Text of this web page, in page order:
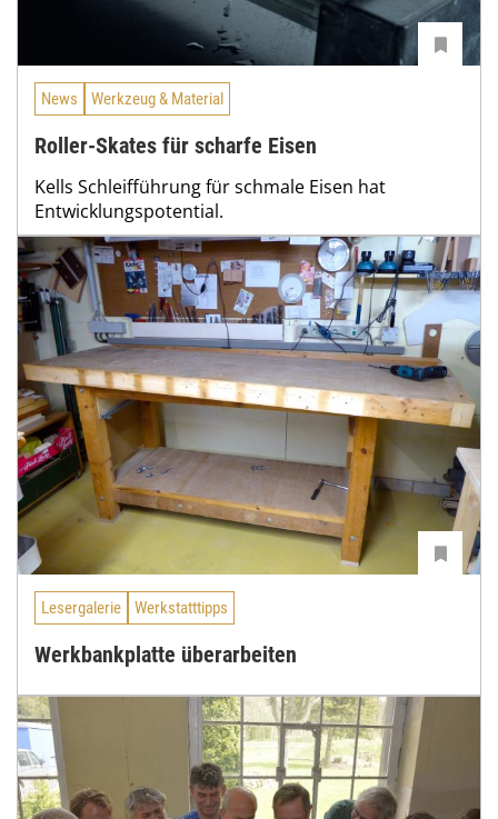
News Werkzeug & Material
Roller-Skates für scharfe Eisen
Kells Schleifführung für schmale Eisen hat
Entwicklungspotential.
Lesergalerie Werkstatttipps
Werkbankplatte überarbeiten